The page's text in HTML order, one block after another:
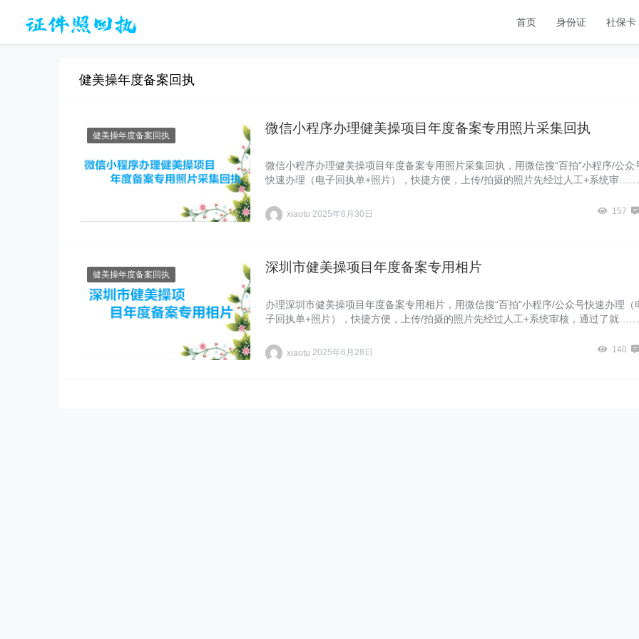
首页 身份证 社保卡
健美操年度备案回执
健美操年度备案回执 微信小程序办理健美操项目年度备案专用照片采集回执
微信小程序办理健美操项目年度备案专用照片采集回执，用微信搜“百拍”小程序/公众
快速办理（电子回执单+照片），快捷方便，上传/拍摄的照片先经过人工+系统审……
xiaotu 2025年6月30日 157
健美操年度备案回执 深圳市健美操项目年度备案专用相片
办理深圳市健美操项目年度备案专用相片，用微信搜“百拍”小程序/公众号快速办理（
子回执单+照片），快捷方便，上传/拍摄的照片先经过人工+系统审核，通过了就……
xiaotu 2025年6月28日 140